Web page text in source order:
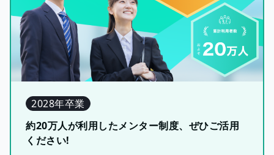
2028年卒業
約20万人が利用したメンター制度、ぜひご活用
ください!